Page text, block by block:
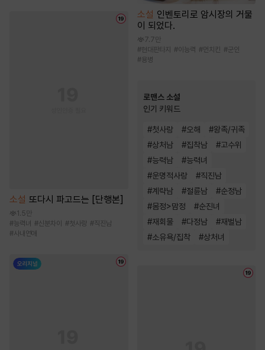
소설 또다시 파고드는 [단행본]
1.5만
#능력녀 #신분차이 #첫사랑 #직진남
#사내연애
소설 인벤토리로 암시장의 거물
이 되었다.
7.7만
#현대판타지 #이능력 #먼치킨 #군인
#용병
로맨스 소설
인기 키워드
#첫사랑 #오해 #왕족/귀족
#상처남 #집착남 #고수위
#능력남 #능력녀
#운명적사랑 #직진남
#계략남 #절륜남 #순정남
#몸정>맘정 #순진녀
#재회물 #다정남 #재벌남
#소유욕/집착 #상처녀